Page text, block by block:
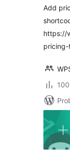
Add
https://